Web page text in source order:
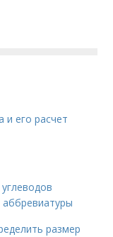
и его расчет
размер